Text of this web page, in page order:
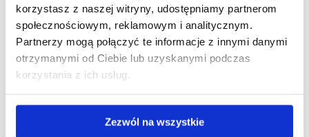
korzystasz z naszej witryny, udostępniamy partnerom
społecznościowym, reklamowym i analitycznym.
Partnerzy mogą połączyć te informacje z innymi danymi
otrzymanymi od Ciebie lub uzyskanymi podczas
korzystania z ich usług.
Zezwól na wszystkie
plik
międzynarodowej 2024.pdf (182.2 KiB)
Pobierz
plik
LIC RG 7. II Język angielski w obsłudze granicznej
LIC RG 8. III Język angielski w logistyce 2024.pdf